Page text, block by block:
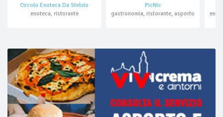
Circolo Enoteca Da Stelvio
enoteca, ristorante
PicNic
gastronomia, ristorante, asporto